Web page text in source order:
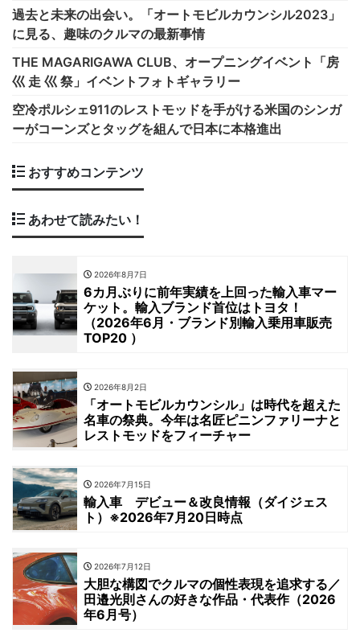
過去と未来の出会い。「オートモビルカウンシル2023」
に見る、趣味のクルマの最新事情
THE MAGARIGAWA CLUB、オープニングイベント「房
巛 走 巛 祭」イベントフォトギャラリー
空冷ポルシェ911のレストモッドを手がける米国のシンガ
ーがコーンズとタッグを組んで日本に本格進出
おすすめコンテンツ
あわせて読みたい！
2026年8月7日
6カ月ぶりに前年実績を上回った輸入車マー
ケット。輸入ブランド首位はトヨタ！
（2026年6月・ブランド別輸入乗用車販売
TOP20 ）
2026年8月2日
「オートモビルカウンシル」は時代を超えた
名車の祭典。今年は名匠ピニンファリーナと
レストモッドをフィーチャー
2026年7月15日
輸入車 デビュー＆改良情報（ダイジェス
ト）※2026年7月20日時点
2026年7月12日
大胆な構図でクルマの個性表現を追求する／
田邉光則さんの好きな作品・代表作（2026
年6月号）